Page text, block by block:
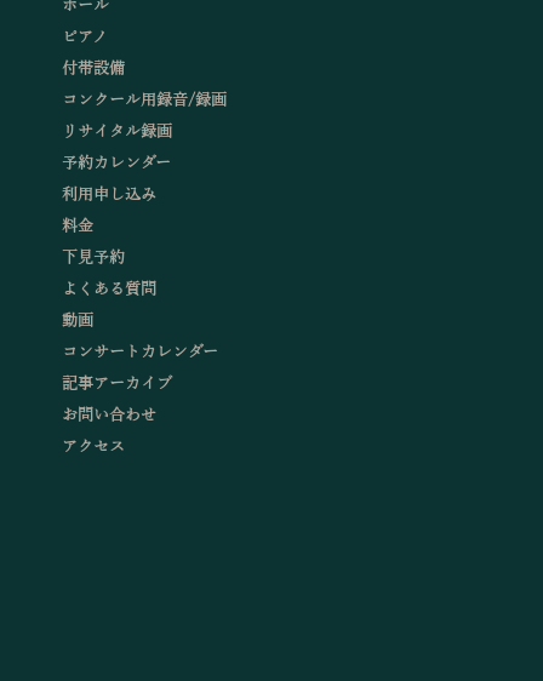
ホール
ピアノ
付帯設備
コンクール用録音/録画
リサイタル録画
予約カレンダー
利用申し込み
料金
下見予約
よくある質問
動画
コンサートカレンダー
記事アーカイブ
お問い合わせ
アクセス